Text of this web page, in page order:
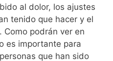
al dolor, los ajustes
tenido que hacer y el
podrán ver en
es importante para
que han sido